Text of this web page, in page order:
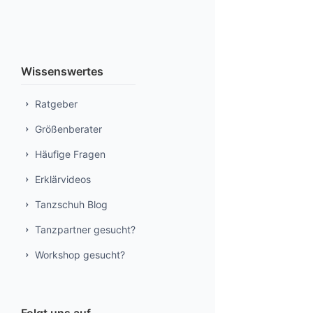
Wissenswertes
Ratgeber
Größenberater
Häufige Fragen
Erklärvideos
Tanzschuh Blog
Tanzpartner gesucht?
Workshop gesucht?